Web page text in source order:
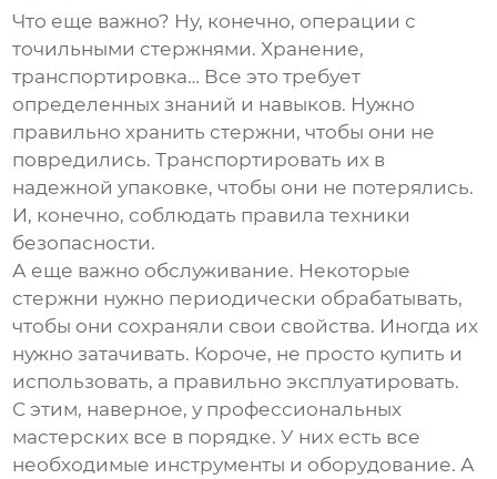
Что еще важно? Ну, конечно, операции с
точильными стержнями. Хранение,
транспортировка… Все это требует
определенных знаний и навыков. Нужно
правильно хранить стержни, чтобы они не
повредились. Транспортировать их в
надежной упаковке, чтобы они не потерялись.
И, конечно, соблюдать правила техники
безопасности.
А еще важно обслуживание. Некоторые
стержни нужно периодически обрабатывать,
чтобы они сохраняли свои свойства. Иногда их
нужно затачивать. Короче, не просто купить и
использовать, а правильно эксплуатировать.
С этим, наверное, у профессиональных
мастерских все в порядке. У них есть все
необходимые инструменты и оборудование. А